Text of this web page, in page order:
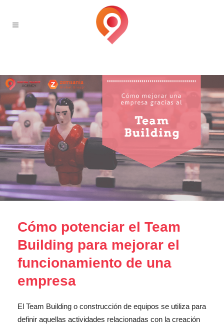
Cómo potenciar el Team
Building para mejorar el
funcionamiento de una
empresa
El Team Building o construcción de equipos se utiliza para
definir aquellas actividades relacionadas con la creación